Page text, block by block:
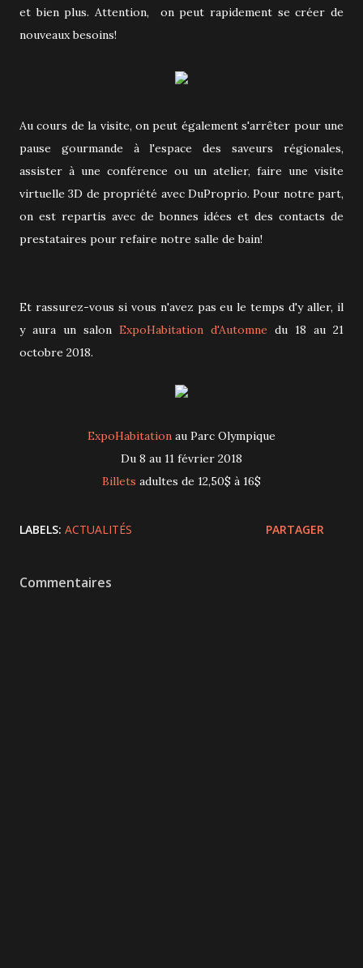
et bien plus. Attention, on peut rapidement se créer de
nouveaux besoins!
Au cours de la visite, on peut également s'arrêter pour une
pause gourmande à l'espace des saveurs régionales,
assister à une conférence ou un atelier, faire une visite
virtuelle 3D de propriété avec DuProprio. Pour notre part,
on est repartis avec de bonnes idées et des contacts de
prestataires pour refaire notre salle de bain!
Et rassurez-vous si vous n'avez pas eu le temps d'y aller, il
y aura un salon ExpoHabitation d'Automne du 18 au 21
octobre 2018.
ExpoHabitation au Parc Olympique
Du 8 au 11 février 2018
Billets adultes de 12,50$ à 16$
LABELS: ACTUALITÉS PARTAGER
Commentaires